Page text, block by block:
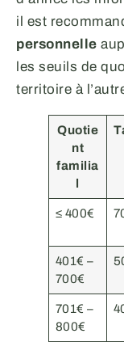
il est
personnelle
les seuils de
territoire à
Quotie
nt
familia
≤ 400€
401€ –
700€
701€ –
800€